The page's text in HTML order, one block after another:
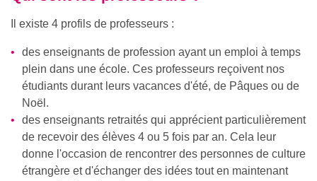
Il existe 4 profils de professeurs :
des enseignants de profession ayant un emploi à temps
plein dans une école. Ces professeurs reçoivent nos
étudiants durant leurs vacances d'été, de Pâques ou de
Noël.
des enseignants retraités qui apprécient particulièrement
de recevoir des élèves 4 ou 5 fois par an. Cela leur
donne l'occasion de rencontrer des personnes de culture
étrangère et d'échanger des idées tout en maintenant